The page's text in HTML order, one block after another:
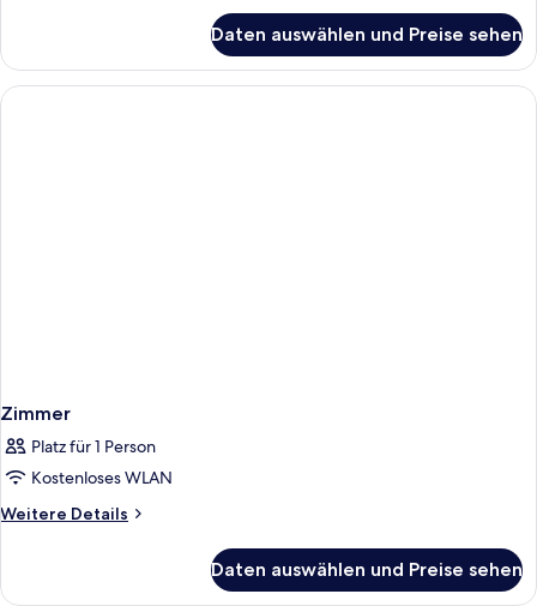
2 Einzelbetten
Daten auswählen und Preise sehen
Zimmer
Platz für 1 Person
Kostenloses WLAN
Weitere Details
Weitere
Daten auswählen und Preise sehen